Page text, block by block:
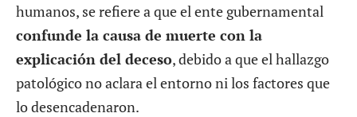
humanos, se refiere a que el ente gubernamental
confunde la causa de muerte con la
explicación del deceso, debido a que el hallazgo
patológico no aclara el entorno ni los factores que
lo desencadenaron.